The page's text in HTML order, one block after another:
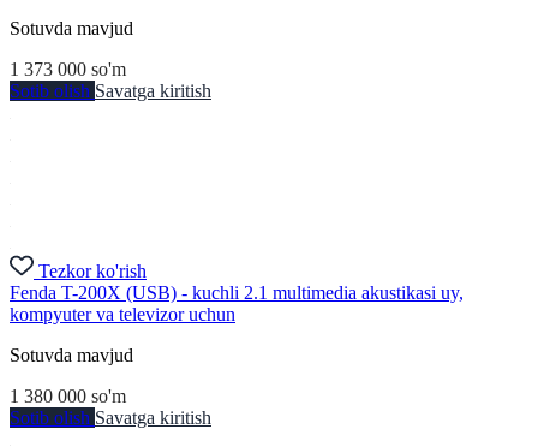
Sotuvda mavjud
1 373 000 so'm
Sotib olish Savatga kiritish
Tezkor ko'rish
Fenda T-200X (USB) - kuchli 2.1 multimedia akustikasi uy,
kompyuter va televizor uchun
Sotuvda mavjud
1 380 000 so'm
Sotib olish Savatga kiritish